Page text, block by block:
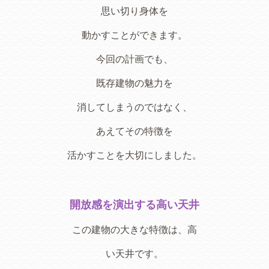
思い切り身体を
動かすことができます。
今回の計画でも、
既存建物の魅力を
消してしまうのではなく、
あえてその特徴を
活かすことを大切にしました。
開放感を演出する高い天井
この建物の大きな特徴は、高
い天井です。